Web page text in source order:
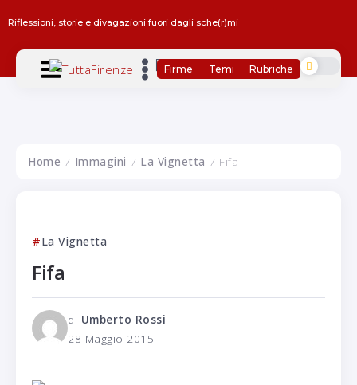
Riflessioni, storie e divagazioni fuori dagli sche(r)mi
Firme Temi Rubriche
Home / Immagini / La Vignetta / Fifa
La Vignetta
Fifa
di Umberto Rossi
28 Maggio 2015